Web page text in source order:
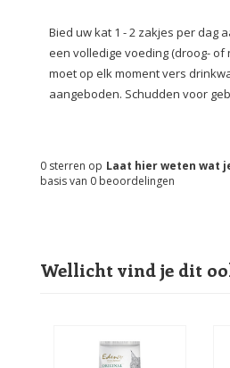
Bied uw kat 1 - 2 zakjes per dag
een volledige voeding (droog- of
moet op elk moment vers
aangeboden. Schudden voor
Laat hier weten wat
0 sterren op
basis van 0 beoordelingen
Wellicht vind je dit